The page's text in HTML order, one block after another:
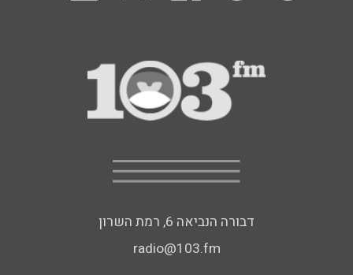
דבורה הנביאה 6, רמת השרון
radio@103.fm